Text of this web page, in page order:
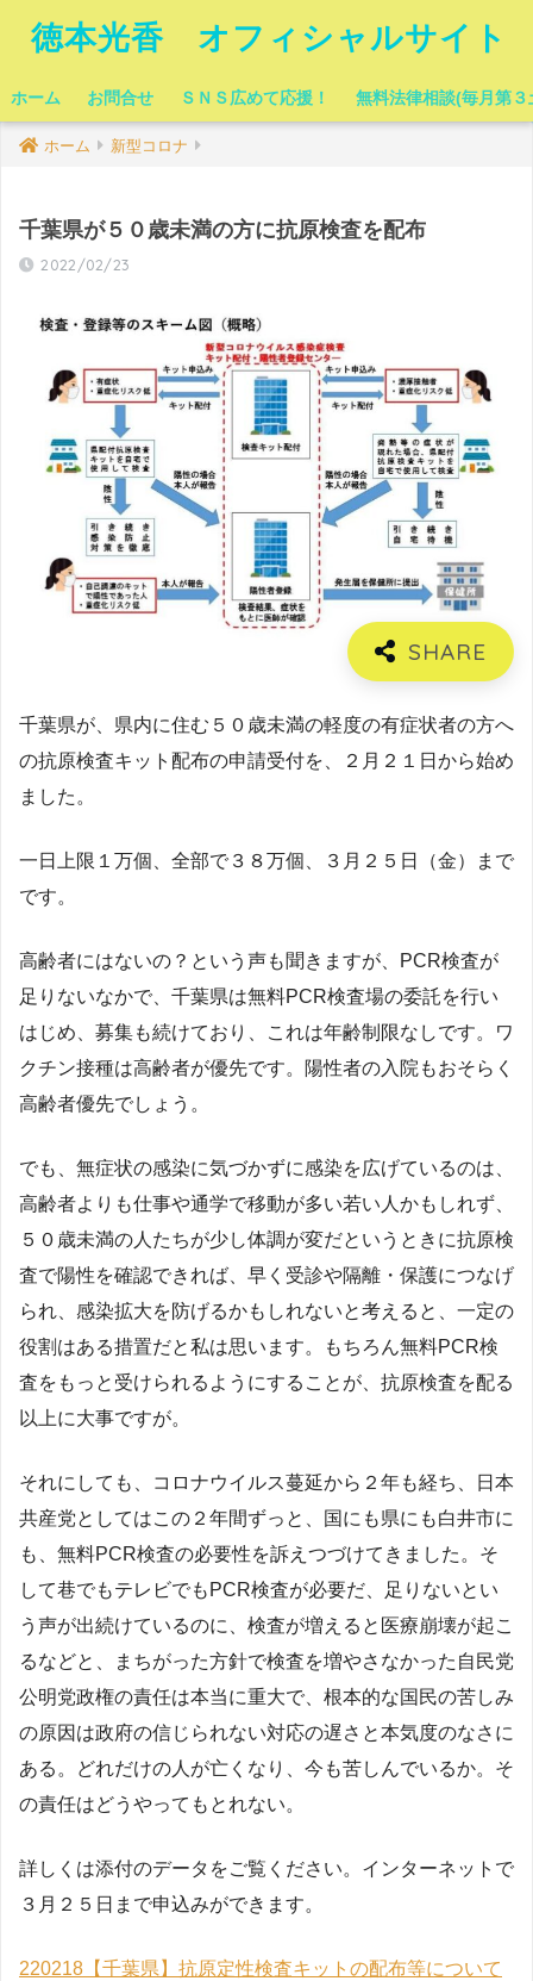
徳本光香 オフィシャルサイト
ホーム お問合せ ＳＮＳ広めて応援！ 無料法律相談(毎月第３
ホーム 新型コロナ
千葉県が５０歳未満の方に抗原検査を配布
2022/02/23
千葉県が、県内に住む５０歳未満の軽度の有症状者の方へ
の抗原検査キット配布の申請受付を、２月２１日から始め
ました。
一日上限１万個、全部で３８万個、３月２５日（金）まで
です。
高齢者にはないの？という声も聞きますが、PCR検査が
足りないなかで、千葉県は無料PCR検査場の委託を行い
はじめ、募集も続けており、これは年齢制限なしです。ワ
クチン接種は高齢者が優先です。陽性者の入院もおそらく
高齢者優先でしょう。
でも、無症状の感染に気づかずに感染を広げているのは、
高齢者よりも仕事や通学で移動が多い若い人かもしれず、
５０歳未満の人たちが少し体調が変だというときに抗原検
査で陽性を確認できれば、早く受診や隔離・保護につなげ
られ、感染拡大を防げるかもしれないと考えると、一定の
役割はある措置だと私は思います。もちろん無料PCR検
査をもっと受けられるようにすることが、抗原検査を配る
以上に大事ですが。
それにしても、コロナウイルス蔓延から２年も経ち、日本
共産党としてはこの２年間ずっと、国にも県にも白井市に
も、無料PCR検査の必要性を訴えつづけてきました。そ
して巷でもテレビでもPCR検査が必要だ、足りないとい
う声が出続けているのに、検査が増えると医療崩壊が起こ
るなどと、まちがった方針で検査を増やさなかった自民党
公明党政権の責任は本当に重大で、根本的な国民の苦しみ
の原因は政府の信じられない対応の遅さと本気度のなさに
ある。どれだけの人が亡くなり、今も苦しんでいるか。そ
の責任はどうやってもとれない。
詳しくは添付のデータをご覧ください。インターネットで
３月２５日まで申込みができます。
220218【千葉県】抗原定性検査キットの配布等について